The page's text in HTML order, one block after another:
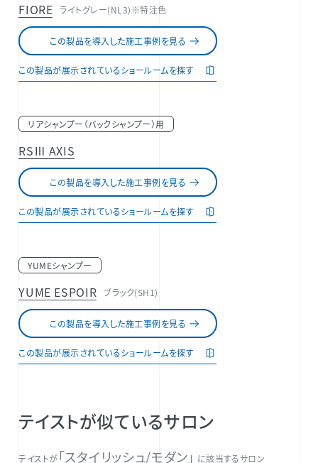
FIORE ライトグレー(NL3)※特注色
この製品を導入した施工事例を見る
この製品が展示されているショールームを探す
リアシャンプー（バックシャンプー）用
RSⅢ AXIS
この製品を導入した施工事例を見る
この製品が展示されているショールームを探す
YUMEシャンプー
YUME ESPOIR ブラック(SH1)
この製品を導入した施工事例を見る
この製品が展示されているショールームを探す
テイストが似ているサロン
テイストが「スタイリッシュ/モダン」 に該当するサロン